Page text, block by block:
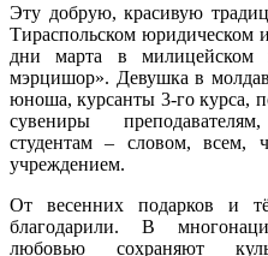
Эту добрую, красивую
Тираспольском
дни марта в милицейском
мэрцишор». Девушка в
юноша, курсанты 3-го курса,
сувениры
студентам – словом, всем,
учреждением.
От весенних подарков и
благодарили. В
любовью сохраняют